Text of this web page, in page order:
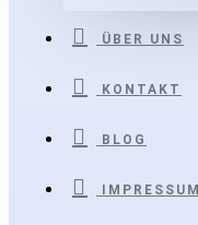
ÜBER UNS
KONTAKT
BLOG
IMPRESSUM